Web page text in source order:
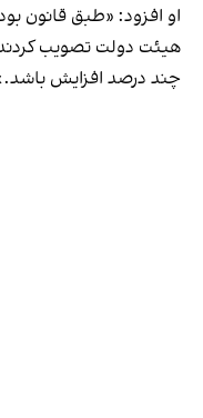
او افزود: «طبق قانون
هیئت دولت تصویب
چند درصد افزایش